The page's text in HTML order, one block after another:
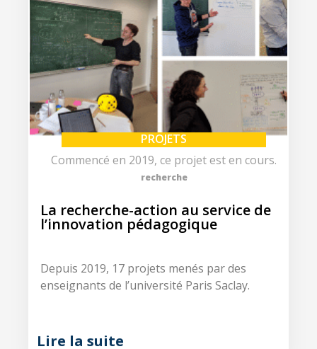
PROJETS
Commencé en 2019, ce projet est en cours.
recherche
La recherche-action au service de
l’innovation pédagogique
Depuis 2019, 17 projets menés par des
enseignants de l’université Paris Saclay.
Lire la suite